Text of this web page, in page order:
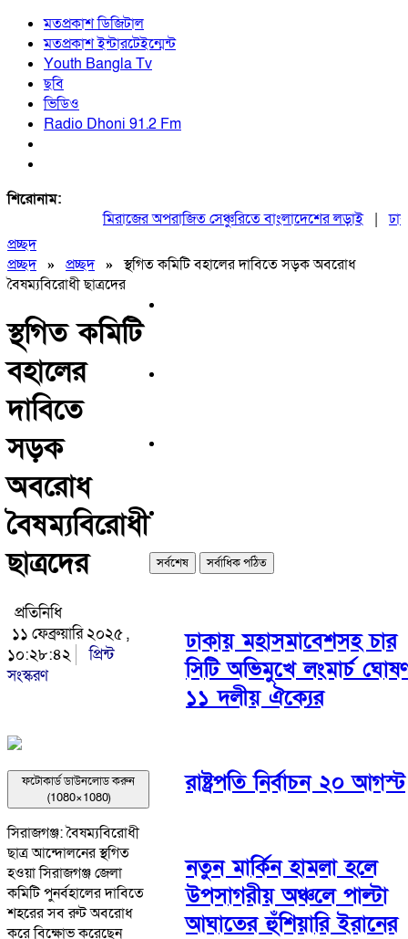
মতপ্রকাশ ডিজিটাল
মতপ্রকাশ ইন্টারটেইন্মেন্ট
Youth Bangla Tv
ছবি
ভিডিও
Radio Dhoni 91.2 Fm
শিরোনাম:
মিরাজের অপরাজিত সেঞ্চুরিতে বাংলাদেশের লড়াই|
প্রচ্ছদ
প্রচ্ছদ» প্রচ্ছদ»স্থগিত কমিটি বহালের দাবিতে সড়ক অবরোধ
বৈষম্যবিরোধী ছাত্রদের
স্থগিত কমিটি
বহালের
দাবিতে
সড়ক
অবরোধ
বৈষম্যবিরোধী
ছাত্রদের
প্রতিনিধি
১১ ফেব্রুয়ারি ২০২৫ ,
১০:২৮:৪২
প্রিন্ট
সংস্করণ
ফটোকার্ড ডাউনলোড করুন
(1080×1080)
সিরাজগঞ্জ: বৈষম্যবিরোধী
ছাত্র আন্দোলনের স্থগিত
হওয়া সিরাজগঞ্জ জেলা
কমিটি পুনর্বহালের দাবিতে
শহরের সব রুট অবরোধ
করে বিক্ষোভ করেছেন
সর্বশেষ সর্বাধিক পঠিত
ঢাকায় মহাসমাবেশসহ চার
সিটি অভিমুখে লংমার্চ
১১ দলীয় ঐক্যের
রাষ্ট্রপতি নির্বাচন ২০ আগস্ট
নতুন মার্কিন হামলা হলে
উপসাগরীয় অঞ্চলে পাল্টা
আঘাতের হুঁশিয়ারি ইরানের